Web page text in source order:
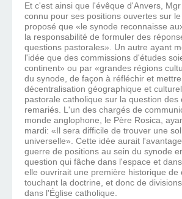
Et c'est ainsi que l'évêque d'Anvers,
connu pour ses positions ouvertes sur
proposé que «le synode reconnaisse
la responsabilité de formuler des
questions pastorales». Un autre ayant
l'idée que des commissions d'études
continent» ou par «grandes régions
du synode, de façon à réfléchir et
décentralisation géographique et
pastorale catholique sur la question des
remariés. L'un des chargés de
monde anglophone, le Père Rosica,
mardi: «Il sera difficile de trouver une
universelle». Cette idée aurait
guerre de positions au sein du synode
question qui fâche dans l'espace et
elle ouvrirait une première historique de
touchant la doctrine, et donc de
dans l'Église catholique.